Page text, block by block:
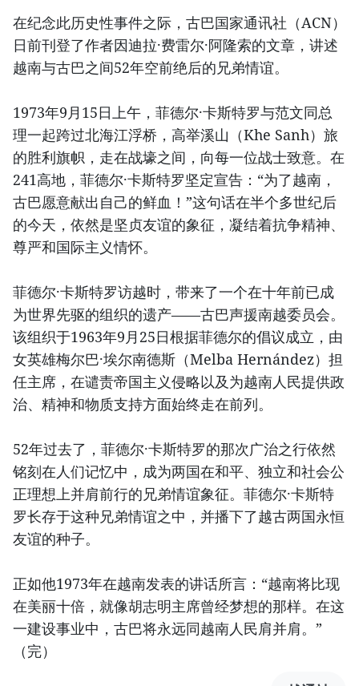
在纪念此历史性事件之际，古巴国家通讯社（ACN）
日前刊登了作者因迪拉·费雷尔·阿隆索的文章，讲述
越南与古巴之间52年空前绝后的兄弟情谊。
1973年9月15日上午，菲德尔·卡斯特罗与范文同总
理一起跨过北海江浮桥，高举溪山（Khe Sanh）旅
的胜利旗帜，走在战壕之间，向每一位战士致意。在
241高地，菲德尔·卡斯特罗坚定宣告：“为了越南，
古巴愿意献出自己的鲜血！”这句话在半个多世纪后
的今天，依然是坚贞友谊的象征，凝结着抗争精神、
尊严和国际主义情怀。
菲德尔·卡斯特罗访越时，带来了一个在十年前已成
为世界先驱的组织的遗产——古巴声援南越委员会。
该组织于1963年9月25日根据菲德尔的倡议成立，由
女英雄梅尔巴·埃尔南德斯（Melba Hernández）担
任主席，在谴责帝国主义侵略以及为越南人民提供政
治、精神和物质支持方面始终走在前列。
52年过去了，菲德尔·卡斯特罗的那次广治之行依然
铭刻在人们记忆中，成为两国在和平、独立和社会公
正理想上并肩前行的兄弟情谊象征。菲德尔·卡斯特
罗长存于这种兄弟情谊之中，并播下了越古两国永恒
友谊的种子。
正如他1973年在越南发表的讲话所言：“越南将比现
在美丽十倍，就像胡志明主席曾经梦想的那样。在这
一建设事业中，古巴将永远同越南人民肩并肩。”
（完）